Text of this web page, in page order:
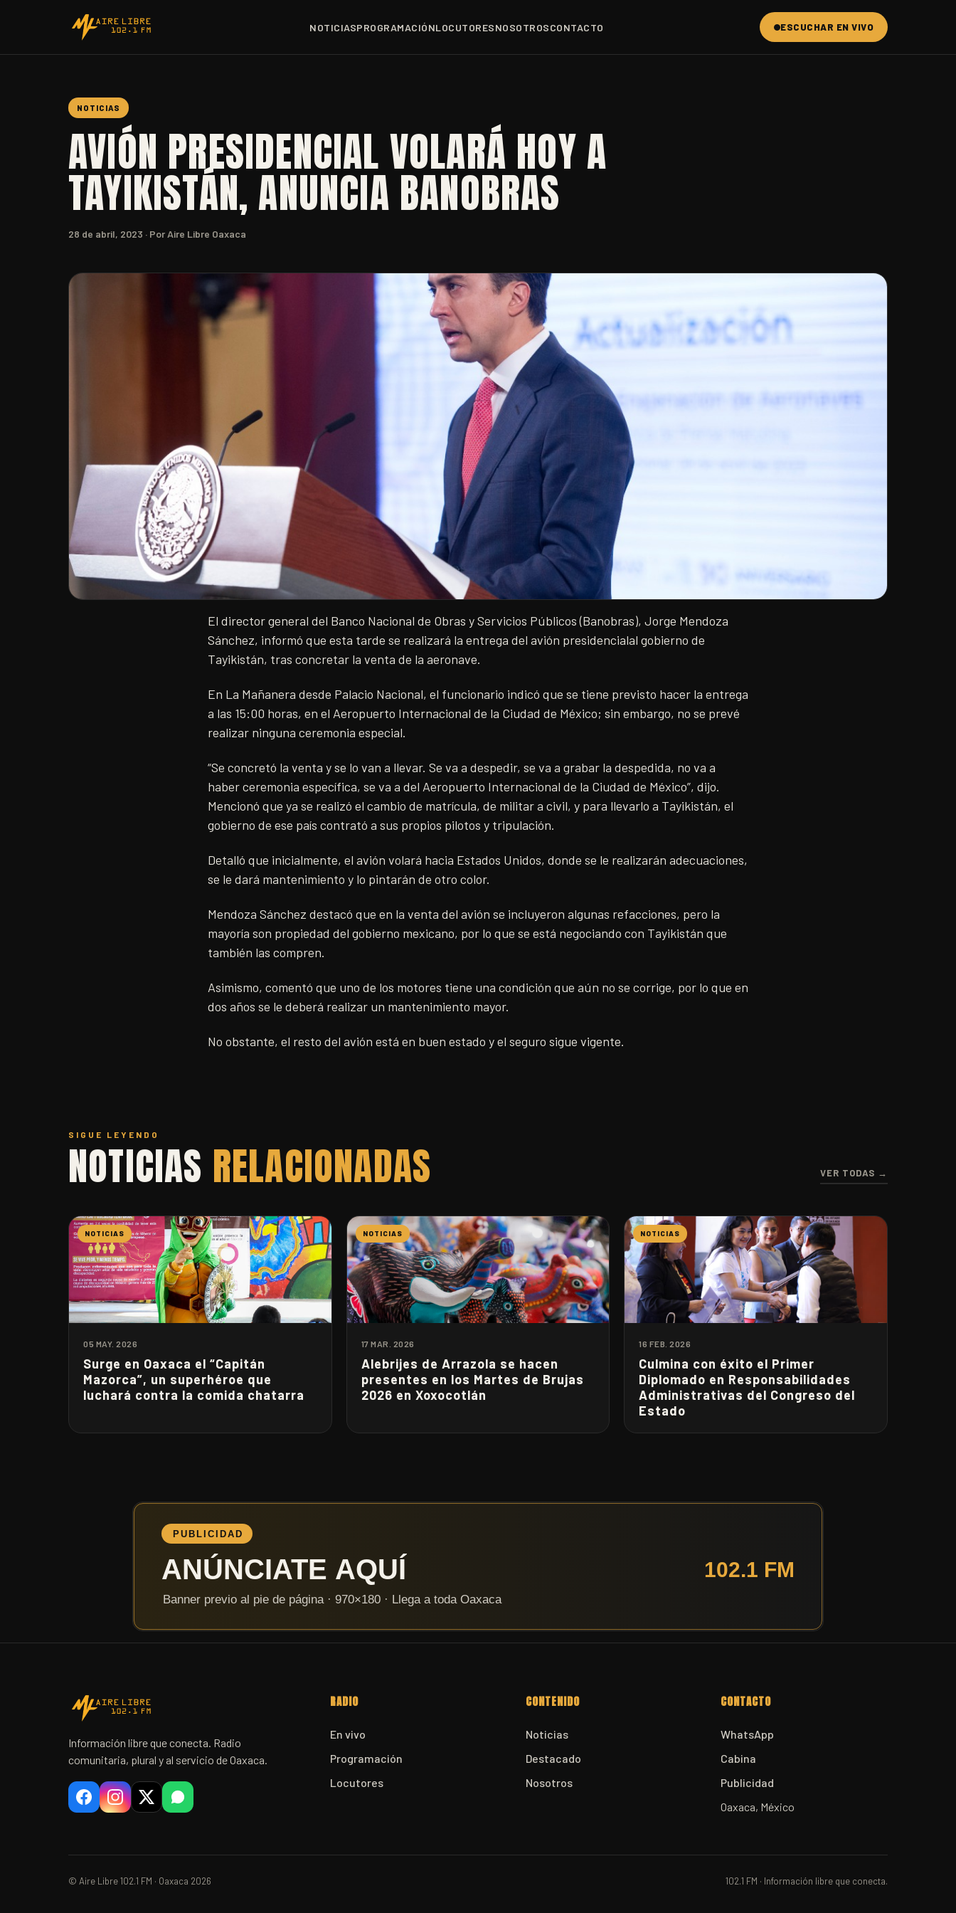
NOTICIASPROGRAMACIÓNLOCUTORESNOSOTROSCONTACTO ESCUCHAR EN VIVO
NOTICIAS
AVIÓN PRESIDENCIAL VOLARÁ HOY A
TAYIKISTÁN, ANUNCIA BANOBRAS
28 de abril, 2023 · Por Aire Libre Oaxaca
El director general del Banco Nacional de Obras y Servicios Públicos (Banobras), Jorge Mendoza
Sánchez, informó que esta tarde se realizará la entrega del avión presidencialal gobierno de
Tayikistán, tras concretar la venta de la aeronave.
En La Mañanera desde Palacio Nacional, el funcionario indicó que se tiene previsto hacer la entrega
a las 15:00 horas, en el Aeropuerto Internacional de la Ciudad de México; sin embargo, no se prevé
realizar ninguna ceremonia especial.
“Se concretó la venta y se lo van a llevar. Se va a despedir, se va a grabar la despedida, no va a
haber ceremonia específica, se va a del Aeropuerto Internacional de la Ciudad de México”, dijo.
Mencionó que ya se realizó el cambio de matrícula, de militar a civil, y para llevarlo a Tayikistán, el
gobierno de ese país contrató a sus propios pilotos y tripulación.
Detalló que inicialmente, el avión volará hacia Estados Unidos, donde se le realizarán adecuaciones,
se le dará mantenimiento y lo pintarán de otro color.
Mendoza Sánchez destacó que en la venta del avión se incluyeron algunas refacciones, pero la
mayoría son propiedad del gobierno mexicano, por lo que se está negociando con Tayikistán que
también las compren.
Asimismo, comentó que uno de los motores tiene una condición que aún no se corrige, por lo que en
dos años se le deberá realizar un mantenimiento mayor.
No obstante, el resto del avión está en buen estado y el seguro sigue vigente.
SIGUE LEYENDO
NOTICIAS RELACIONADAS VER TODAS →
NOTICIAS
05 MAY. 2026
Surge en Oaxaca el “Capitán
Mazorca”, un superhéroe que
luchará contra la comida chatarra
NOTICIAS
17 MAR. 2026
Alebrijes de Arrazola se hacen
presentes en los Martes de Brujas
2026 en Xoxocotlán
NOTICIAS
16 FEB. 2026
Culmina con éxito el Primer
Diplomado en Responsabilidades
Administrativas del Congreso del
Estado
Información libre que conecta. Radio
comunitaria, plural y al servicio de Oaxaca.
RADIO
En vivo
Programación
Locutores
CONTENIDO
Noticias
Destacado
Nosotros
CONTACTO
WhatsApp
Cabina
Publicidad
Oaxaca, México
© Aire Libre 102.1 FM · Oaxaca 2026 102.1 FM · Información libre que conecta.